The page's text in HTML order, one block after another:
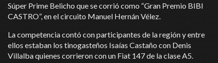
Súper Prime Belicho que se corrió como “Gran Premio BIBI
CASTRO”, en el circuito Manuel Hernán Vélez.
La competencia contó con participantes de la región y entre
ellos estaban los tinogasteños Isaías Castaño con Denis
Villalba quienes corrieron con un Fiat 147 de la clase A5.